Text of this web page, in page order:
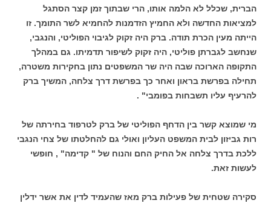
הברית, שכלל לא הלמה אותו, הרי שבתוך זמן קצר הסתגל
למציאות החדשה ולא החמיץ הזדמנות להחמיא לשר התומך. זו
הייתה מעין הכרת תודה. ברק היה זקוק לגיבוי הפוליטי, והנגבי,
שנחשב לגברתן פוליטי, היה זקוק לשיפור תדמיתו. גם במהלך
התקופה הארוכה שבה היה שר המשפטים נתון בחקירות משטרה,
תחילה בפרשת בראון ואחר כך בפרשת דרך צלחה, המשיך ברק
להרעיף עליו תשבחות בפומבי" .
מי שמוצא קשר בין הדחף הפוליטי של ברק לטרפוד בחירתה של
רות גביזון לבית המשפט העליון ואולי גם להחלטתו של צחי הנגבי
ללכת בדרך צלחה אל החיק החם והנוח של " קדימה" , חופשי
לעשות זאת.
סקירה שטחית של פעילות ברק מאז שהעמיד לדין את אשר ידלין